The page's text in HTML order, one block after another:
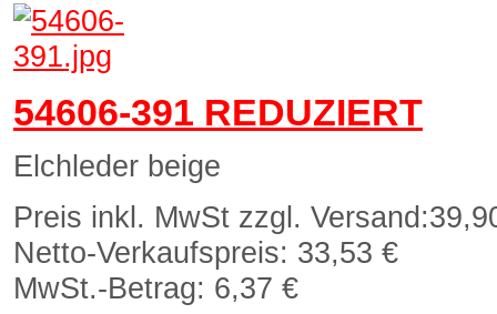
54606-391 REDUZIERT
Elchleder beige
Preis inkl. MwSt zzgl. Versand:
Netto-Verkaufspreis: 33,53 €
MwSt.-Betrag: 6,37 €